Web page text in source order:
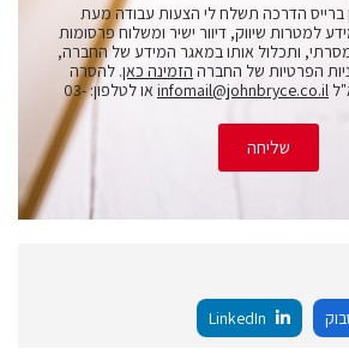
ברייס הדרכה תשלח לי הצעות עבודה מעת
למטרות שיווק, דיוור ישיר ומשלוח פרסומות
ותכלול אותו במאגר המידע של החברה,
הפרטיות של החברה הזמינה כאן. להסרה
infomail@johnbryce.co.il
או לטלפון: 03-
שליחה